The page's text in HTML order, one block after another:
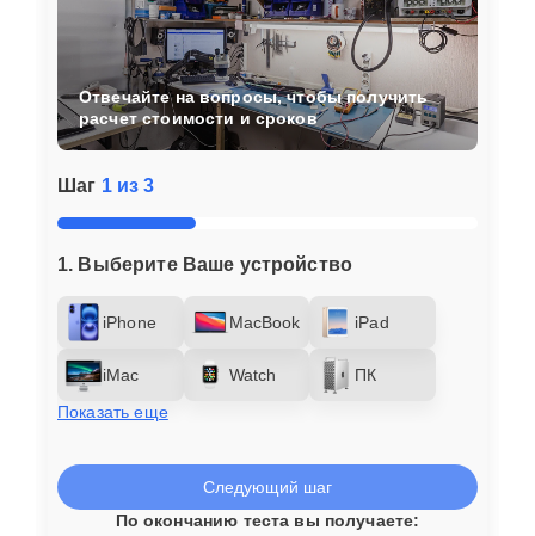
Шаг 1 из 3
1. Выберите Ваше устройство
iPhone MacBook iPad
iMac Watch
ПК
Показать еще
Отвечайте на вопросы, чтобы получить
расчет стоимости и сроков
Следующий шаг
По окончанию теста вы получаете: